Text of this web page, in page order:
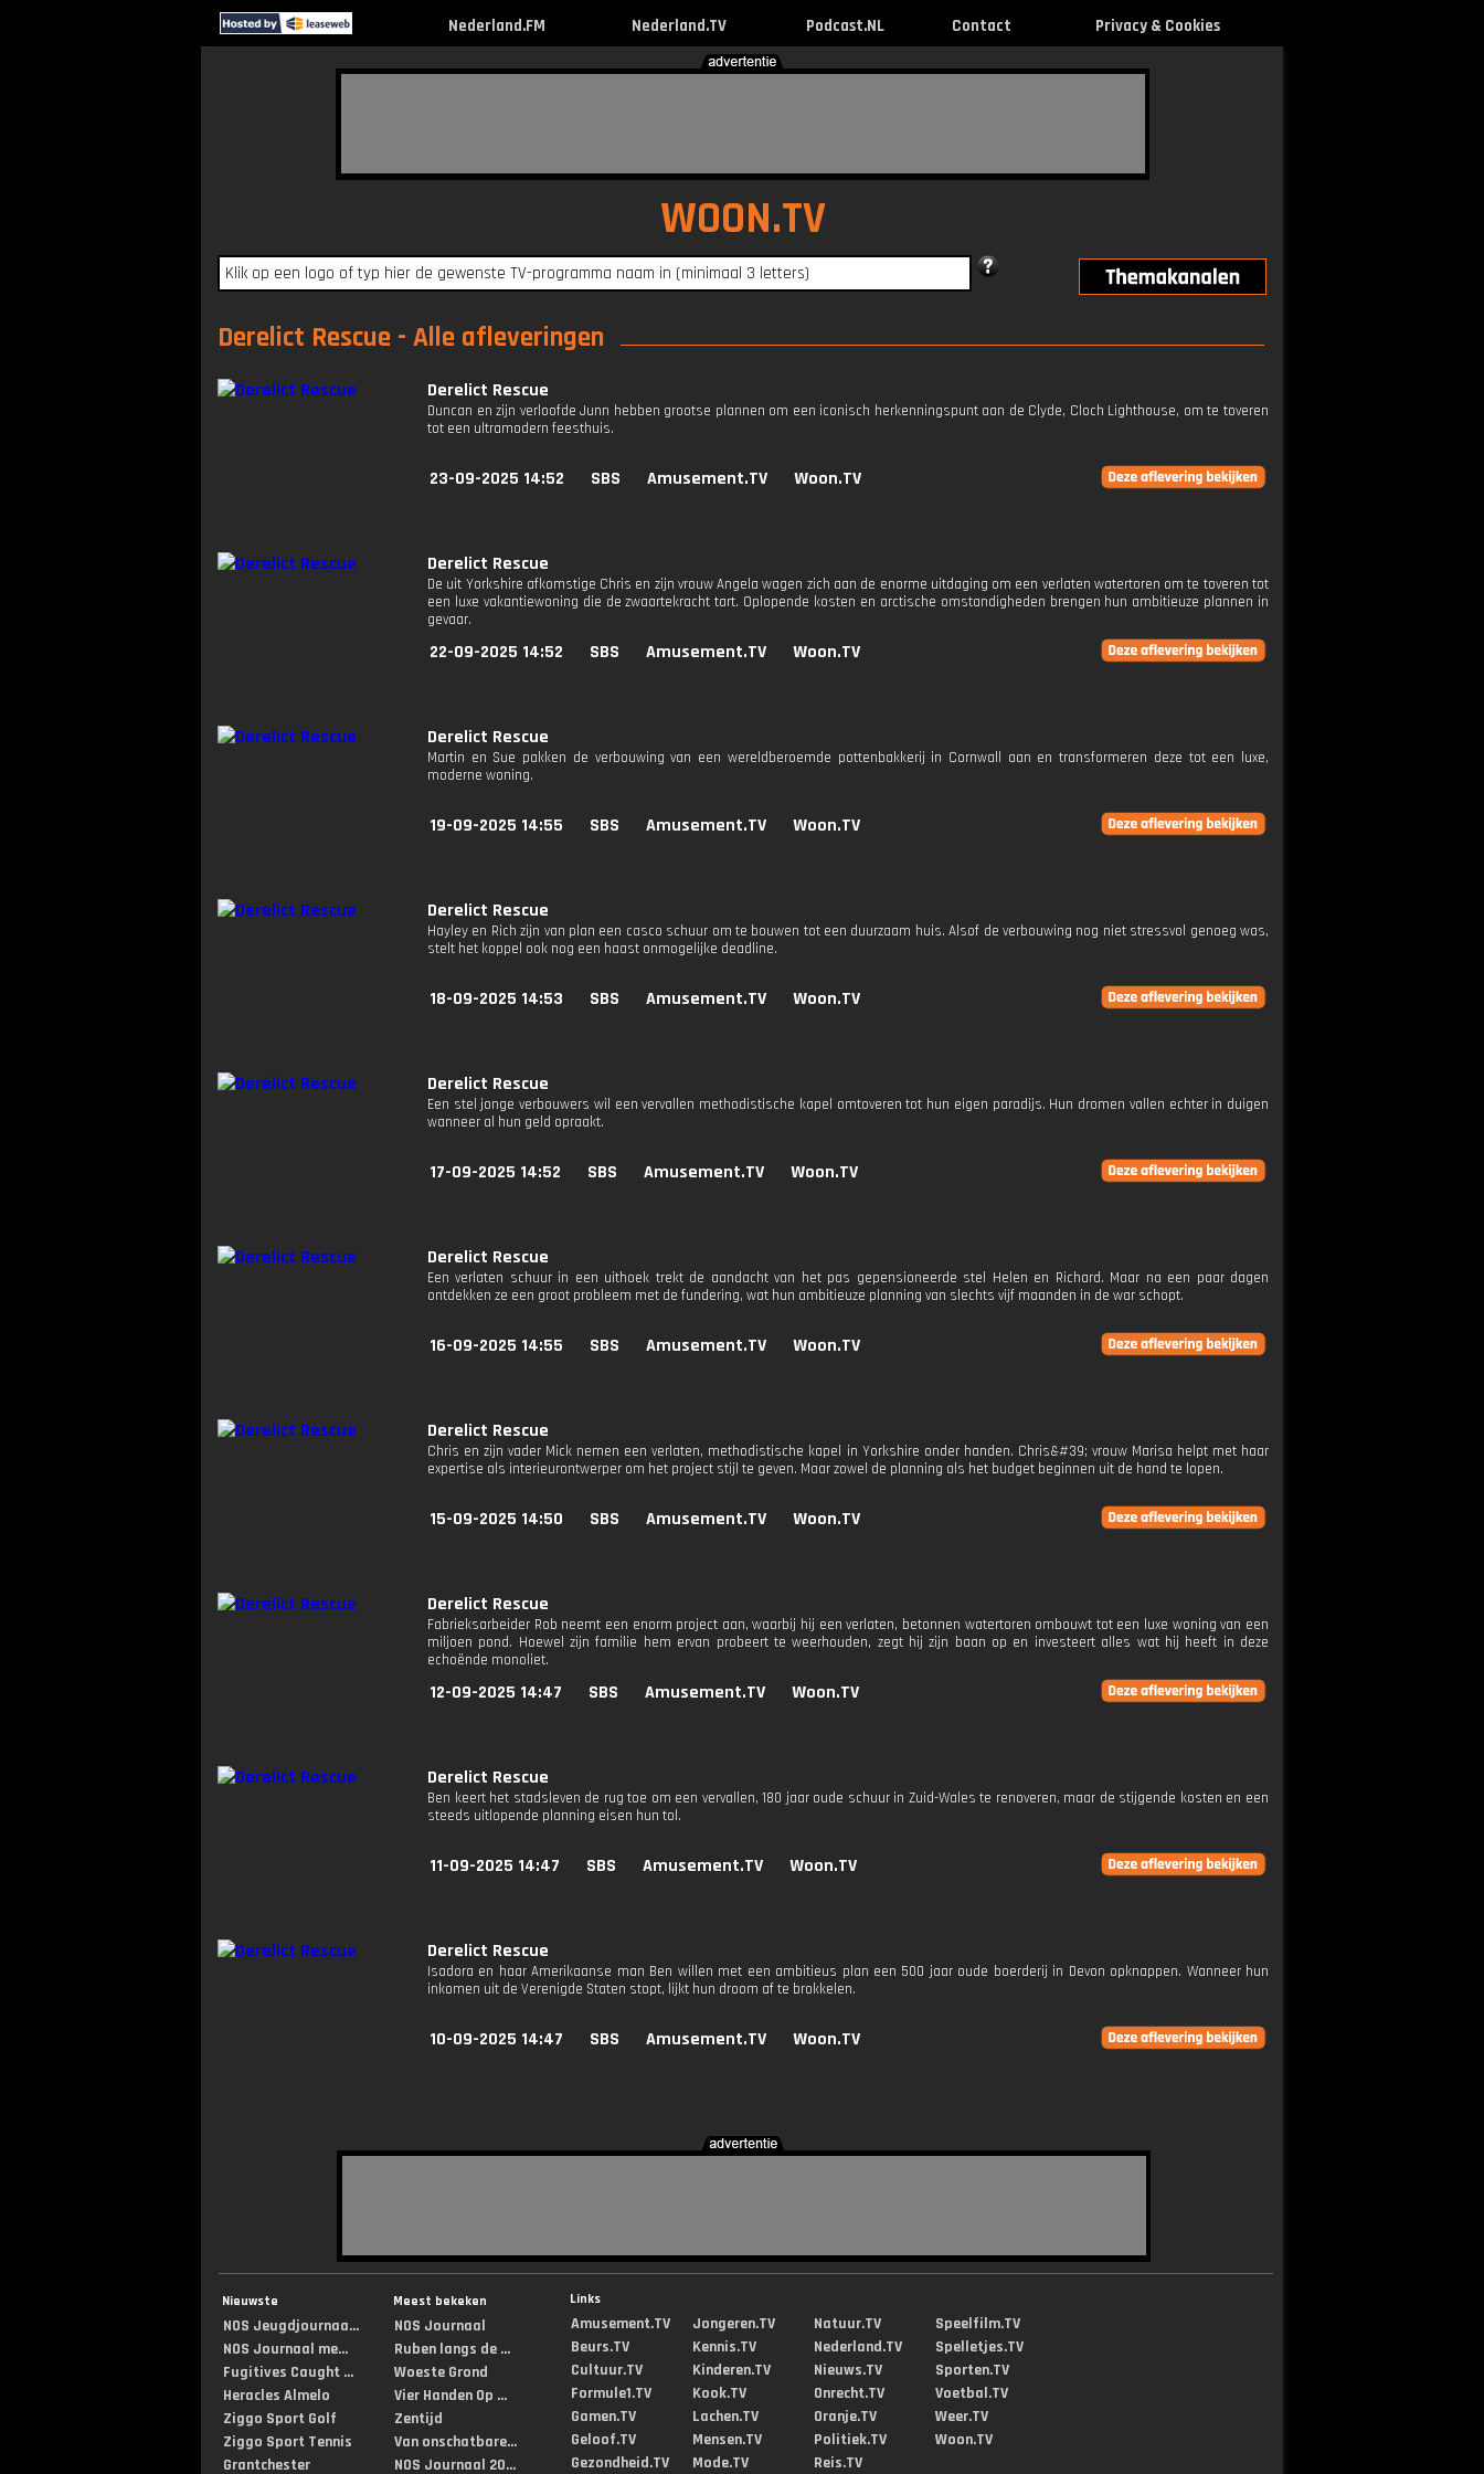
Nederland.FM Nederland.TV Podcast.NL Contact Privacy & Cookies
WOON.TV
Derelict Rescue - Alle afleveringen
Derelict Rescue
Duncan en zijn verloofde Junn hebben grootse plannen om een iconisch herkenningspunt aan de Clyde, Cloch Lighthouse, om te toveren
tot een ultramodern feesthuis.
23-09-2025 14:52 SBS Amusement.TV Woon.TV
Derelict Rescue
De uit Yorkshire afkomstige Chris en zijn vrouw Angela wagen zich aan de enorme uitdaging om een verlaten watertoren om te toveren tot
een luxe vakantiewoning die de zwaartekracht tart. Oplopende kosten en arctische omstandigheden brengen hun ambitieuze plannen in
gevaar.
22-09-2025 14:52 SBS Amusement.TV Woon.TV
Derelict Rescue
Martin en Sue pakken de verbouwing van een wereldberoemde pottenbakkerij in Cornwall aan en transformeren deze tot een luxe,
moderne woning.
19-09-2025 14:55 SBS Amusement.TV Woon.TV
Derelict Rescue
Hayley en Rich zijn van plan een casco schuur om te bouwen tot een duurzaam huis. Alsof de verbouwing nog niet stressvol genoeg was,
stelt het koppel ook nog een haast onmogelijke deadline.
18-09-2025 14:53 SBS Amusement.TV Woon.TV
Derelict Rescue
Een stel jonge verbouwers wil een vervallen methodistische kapel omtoveren tot hun eigen paradijs. Hun dromen vallen echter in duigen
wanneer al hun geld opraakt.
17-09-2025 14:52 SBS Amusement.TV Woon.TV
Derelict Rescue
Een verlaten schuur in een uithoek trekt de aandacht van het pas gepensioneerde stel Helen en Richard. Maar na een paar dagen
ontdekken ze een groot probleem met de fundering, wat hun ambitieuze planning van slechts vijf maanden in de war schopt.
16-09-2025 14:55 SBS Amusement.TV Woon.TV
Derelict Rescue
Chris en zijn vader Mick nemen een verlaten, methodistische kapel in Yorkshire onder handen. Chris&#39; vrouw Marisa helpt met haar
expertise als interieurontwerper om het project stijl te geven. Maar zowel de planning als het budget beginnen uit de hand te lopen.
15-09-2025 14:50 SBS Amusement.TV Woon.TV
Derelict Rescue
Fabrieksarbeider Rob neemt een enorm project aan, waarbij hij een verlaten, betonnen watertoren ombouwt tot een luxe woning van een
miljoen pond. Hoewel zijn familie hem ervan probeert te weerhouden, zegt hij zijn baan op en investeert alles wat hij heeft in deze
echoënde monoliet.
12-09-2025 14:47 SBS Amusement.TV Woon.TV
Derelict Rescue
Ben keert het stadsleven de rug toe om een vervallen, 180 jaar oude schuur in Zuid-Wales te renoveren, maar de stijgende kosten en een
steeds uitlopende planning eisen hun tol.
11-09-2025 14:47 SBS Amusement.TV Woon.TV
Derelict Rescue
Isadora en haar Amerikaanse man Ben willen met een ambitieus plan een 500 jaar oude boerderij in Devon opknappen. Wanneer hun
inkomen uit de Verenigde Staten stopt, lijkt hun droom af te brokkelen.
10-09-2025 14:47 SBS Amusement.TV Woon.TV
Nieuwste
NOS Jeugdjournaa...
NOS Journaal me...
Fugitives Caught ...
Heracles Almelo
Ziggo Sport Golf
Ziggo Sport Tennis
Grantchester
Meest bekeken
NOS Journaal
Ruben langs de ...
Woeste Grond
Vier Handen Op ...
Zentijd
Van onschatbare...
NOS Journaal 20...
Links
Amusement.TV
Beurs.TV
Cultuur.TV
Formule1.TV
Gamen.TV
Geloof.TV
Gezondheid.TV
Jongeren.TV
Kennis.TV
Kinderen.TV
Kook.TV
Lachen.TV
Mensen.TV
Mode.TV
Natuur.TV
Nederland.TV
Nieuws.TV
Onrecht.TV
Oranje.TV
Politiek.TV
Reis.TV
Speelfilm.TV
Spelletjes.TV
Sporten.TV
Voetbal.TV
Weer.TV
Woon.TV